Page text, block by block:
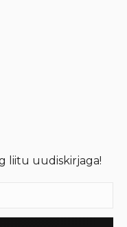
liitu uudiskirjaga!